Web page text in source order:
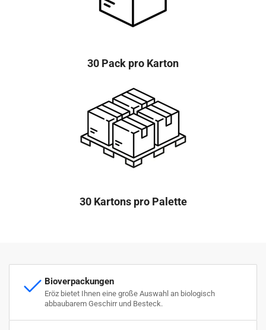
30 Pack pro Karton
30 Kartons pro Palette
Bioverpackungen
Eröz bietet Ihnen eine große Auswahl an biologisch
abbaubarem Geschirr und Besteck.